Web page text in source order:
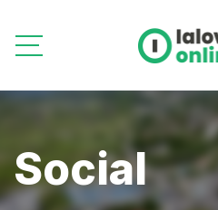
Social